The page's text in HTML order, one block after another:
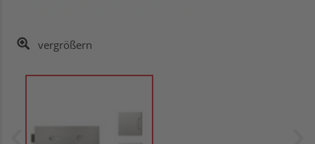
vergrößern